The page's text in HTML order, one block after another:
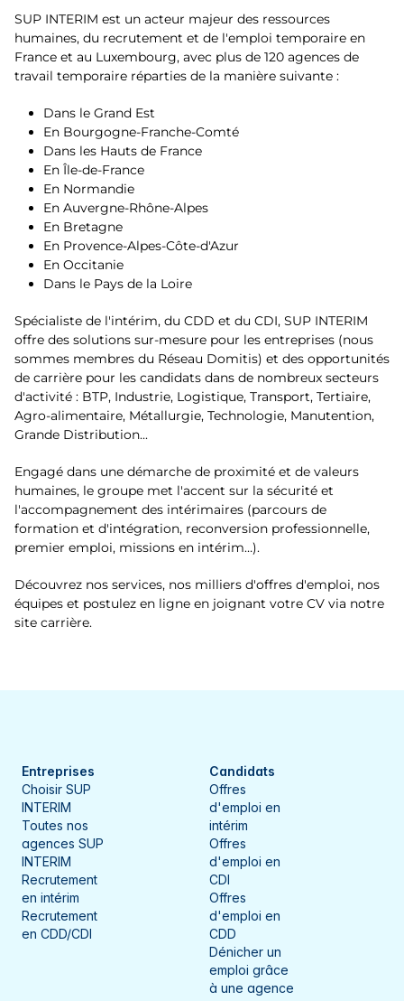
Occitanie
Pays de la Loire
Bouches-du-Rhône
Calvados
Cantal
Côte-d'Or
Doubs
Drôme
Eure
Haut-Rhin
Haute-Marne
Haute-Saône
Ille-et-Vilaine
Isère
Jura
Loire
Loire-Atlantique
Maine-et-Loire
Morbihan
Moselle
Nord
Oise
Orne
Audincourt
Auxerre
Avignon
Bar-le-Duc
Beaune
Beauvais
Belfort
Besançon
Boulogne-sur-Mer
Bourg-en-Bresse
Cambrai
Châlons-en-Champagne
Champigneulles
Charleville-Mézières
Chaumont
Cherbourg-en-Cotentin
Dieppe
Dijon
Dole
Épernay
Esch-sur-Alzette
SUP INTERIM est un acteur majeur des ressources
humaines, du recrutement et de l'emploi temporaire en
France et au Luxembourg, avec plus de 120 agences de
travail temporaire réparties de la manière suivante :
Dans le Grand Est
En Bourgogne-Franche-Comté
Dans les Hauts de France
En Île-de-France
En Normandie
En Auvergne-Rhône-Alpes
En Bretagne
En Provence-Alpes-Côte-d'Azur
En Occitanie
Dans le Pays de la Loire
Spécialiste de l'intérim, du CDD et du CDI, SUP INTERIM
offre des solutions sur-mesure pour les entreprises (nous
sommes membres du Réseau Domitis) et des opportunités
de carrière pour les candidats dans de nombreux secteurs
d'activité : BTP, Industrie, Logistique, Transport, Tertiaire,
Agro-alimentaire, Métallurgie, Technologie, Manutention,
Grande Distribution...
Engagé dans une démarche de proximité et de valeurs
humaines, le groupe met l'accent sur la sécurité et
l'accompagnement des intérimaires (parcours de
formation et d'intégration, reconversion professionnelle,
premier emploi, missions en intérim…).
Découvrez nos services, nos milliers d'offres d'emploi, nos
équipes et postulez en ligne en joignant votre CV via notre
site carrière.
Entreprises
Choisir SUP
INTERIM
Toutes nos
agences SUP
INTERIM
Recrutement
en intérim
Recrutement
en CDD/CDI
Candidats
Offres
d'emploi en
intérim
Offres
d'emploi en
CDI
Offres
d'emploi en
CDD
Dénicher un
emploi grâce
à une agence